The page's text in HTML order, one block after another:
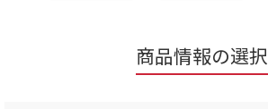
商品情報の選択